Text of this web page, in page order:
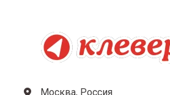
Москва, Россия